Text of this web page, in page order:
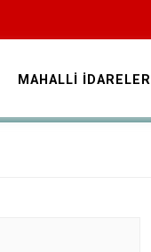
MAHALLİ İDARELER